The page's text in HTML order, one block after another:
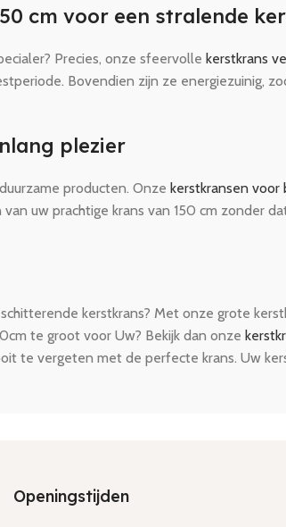
cm voor een stralende
Precies, onze sfeervolle kerstkrans
Bovendien zijn ze energiezuinig,
plezier
producten. Onze kerstkransen voor
uw prachtige krans van 150 cm zonder
kerstkrans? Met onze grote
te groot voor Uw? Bekijk dan onze
te vergeten met de perfecte krans. Uw
Openingstijden